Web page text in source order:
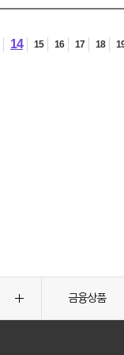
14 15 16 17 18
금융상품